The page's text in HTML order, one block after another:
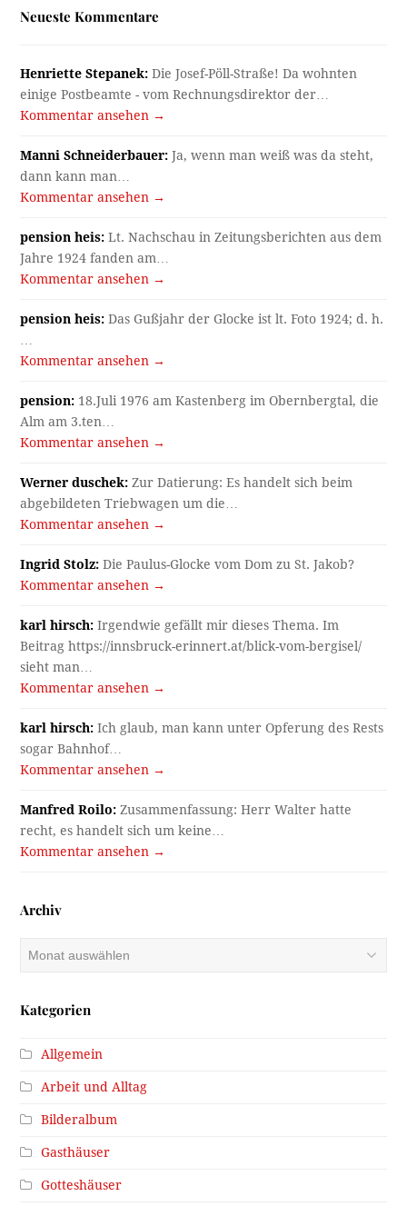
Neueste Kommentare
Henriette Stepanek: Die Josef-Pöll-Straße! Da wohnten
einige Postbeamte - vom Rechnungsdirektor der…
Kommentar ansehen →
Manni Schneiderbauer: Ja, wenn man weiß was da steht,
dann kann man…
Kommentar ansehen →
pension heis: Lt. Nachschau in Zeitungsberichten aus dem
Jahre 1924 fanden am…
Kommentar ansehen →
pension heis: Das Gußjahr der Glocke ist lt. Foto 1924; d. h.
…
Kommentar ansehen →
pension: 18.Juli 1976 am Kastenberg im Obernbergtal, die
Alm am 3.ten…
Kommentar ansehen →
Werner duschek: Zur Datierung: Es handelt sich beim
abgebildeten Triebwagen um die…
Kommentar ansehen →
Ingrid Stolz: Die Paulus-Glocke vom Dom zu St. Jakob?
Kommentar ansehen →
karl hirsch: Irgendwie gefällt mir dieses Thema. Im
Beitrag https://innsbruck-erinnert.at/blick-vom-bergisel/
sieht man…
Kommentar ansehen →
karl hirsch: Ich glaub, man kann unter Opferung des Rests
sogar Bahnhof…
Kommentar ansehen →
Manfred Roilo: Zusammenfassung: Herr Walter hatte
recht, es handelt sich um keine…
Kommentar ansehen →
Archiv
Archiv
Kategorien
Allgemein
Arbeit und Alltag
Bilderalbum
Gasthäuser
Gotteshäuser